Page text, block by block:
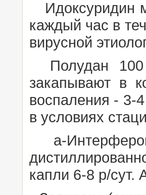
Идоксуридин
каждый час в
вирусной
Полудан 100
закапывают в
воспаления - 3-
в условиях
а-
капли 6-8 р/сут.